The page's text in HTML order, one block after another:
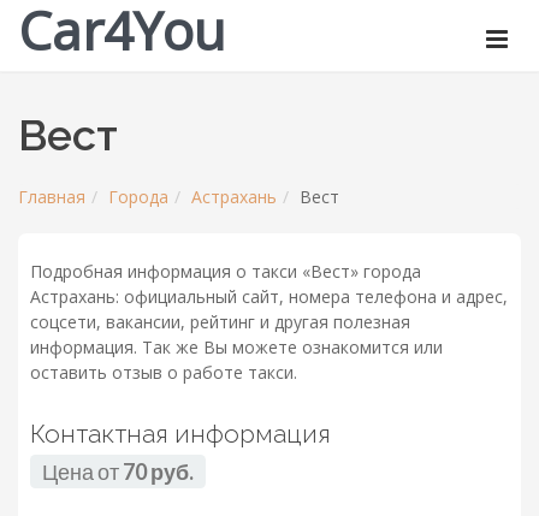
Car4You
Вест
Главная Города Астрахань Вест
Подробная информация о такси «Вест» города
Астрахань: официальный сайт, номера телефона и адрес,
соцсети, вакансии, рейтинг и другая полезная
информация. Так же Вы можете ознакомится или
оставить отзыв о работе такси.
Контактная информация
Цена от70 руб.